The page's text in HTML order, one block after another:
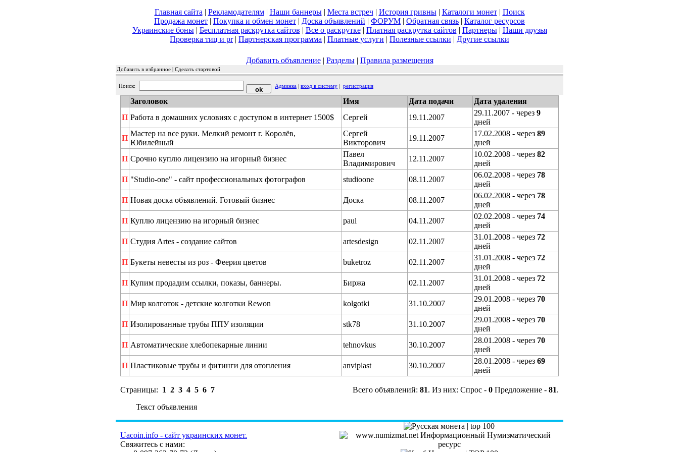
Главная сайта | Рекламодателям| Наши баннеры| Места встреч| История гривны| Каталоги монет| Поиск
Продажа монет | Покупка и обмен монет | Доска объявлений | ФОРУМ | Обратная связь | Каталог ресурсов
Украинские боны| Бесплатная раскрутка сайтов | Все о раскрутке| Платная раскрутка сайтов | Партнеры| Наши друзья
Проверка тиц и pr| Партнерская программа | Платные услуги | Полезные ссылки | Другие ссылки
Добавить объявление| Разделы| Правила размещения
Добавить в избранное | Сделать стартовой
Поиск: Админка | вход в систему | регистрация
Заголовок Имя Дата подачи
Дата удаления
П Работа в домашних условиях с доступом в интернет 1500$ Сергей 19.11.2007
29.11.2007 - через 9
дней
П
Мастер на все руки. Мелкий ремонт г. Королёв,
Юбилейный
Сергей
Викторович
19.11.2007
17.02.2008 - через 89
дней
П Срочно куплю лицензию на игорный бизнес
Павел
Владимирович
12.11.2007
10.02.2008 - через 82
дней
П "Studio-one" - сайт профессиональных фотографов studioone 08.11.2007
06.02.2008 - через 78
дней
П Новая доска объявлений. Готовый бизнес Доска 08.11.2007
06.02.2008 - через 78
дней
П Куплю лицензию на игорный бизнес paul 04.11.2007
02.02.2008 - через 74
дней
П Студия Artes - создание сайтов artesdesign 02.11.2007
31.01.2008 - через 72
дней
П Букеты невесты из роз - Феерия цветов buketroz 02.11.2007
31.01.2008 - через 72
дней
П Купим продадим ссылки, показы, баннеры. Биржа 02.11.2007
31.01.2008 - через 72
дней
П Мир колготок - детские колготки Rewon kolgotki 31.10.2007
29.01.2008 - через 70
дней
П Изолированные трубы ППУ изоляции stk78 31.10.2007
29.01.2008 - через 70
дней
П Автоматические хлебопекарные линии tehnovkus 30.10.2007
28.01.2008 - через 70
дней
П Пластиковые трубы и фитинги для отопления anviplast 30.10.2007
28.01.2008 - через 69
дней
Страницы: 1 2 3 4 5 6 7 Всего объявлений: 81. Из них: Спрос - 0 Предложение - 81.
Текст объявления
Uacoin.info - сайт украинских монет.
Свяжитесь с нами: